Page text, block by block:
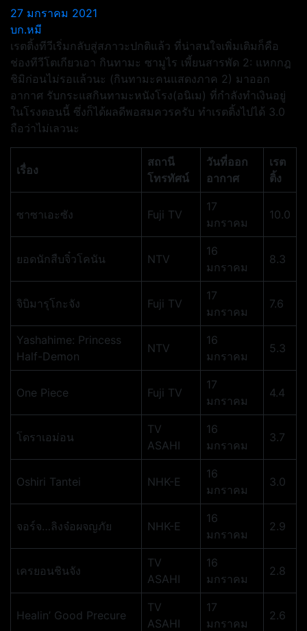
27 มกราคม 2021
บก.หมี
เรตติ้งทีวีเริ่มกลับสู่สภาวะปกติแล้ว ที่น่าสนใจเพิ่มเติมก็คือ
ช่องทีวีโตเกียวเอา กินทามะ ซามูไร เพี้ยนสารพัด 2: แหกกฎ
ชิมิก่อนไม่รอแล้วนะ (กินทามะคนแสดงภาค 2) มาออก
อากาศ รับกระแสกินทามะหนังโรง(อนิเม) ที่กำลังทำเงินอยู่
ในโรงตอนนี้ ซึ่งก็ได้ผลดีพอสมควรครับ ทำเรตติ้งไปได้ 3.0
ถือว่าไม่เลวนะ
เรื่อง
สถานี
โทรทัศน์
วันที่ออก
อากาศ
เรต
ติ้ง
ซาซาเอะซัง Fuji TV
17
มกราคม
10.0
ยอดนักสืบจิ๋วโคนัน NTV
16
มกราคม
8.3
จิบิมารุโกะจัง Fuji TV
17
มกราคม
7.6
Yashahime: Princess
Half-Demon
NTV
16
มกราคม
5.3
One Piece Fuji TV
17
มกราคม
4.4
โดราเอม่อน
TV
ASAHI
16
มกราคม
3.7
Oshiri Tantei NHK-E
16
มกราคม
3.0
จอร์จ…ลิงจ๋อผจญภัย NHK-E
16
มกราคม
2.9
เครยอนชินจัง
TV
ASAHI
16
มกราคม
2.8
Healin’ Good Precure
TV
ASAHI
17
มกราคม
2.6